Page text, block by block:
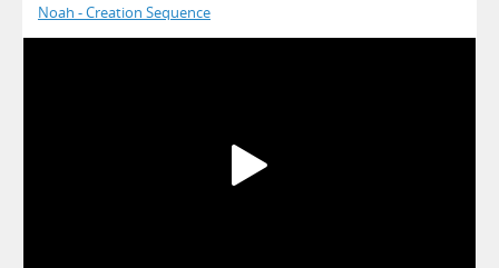
Noah - Creation Sequence